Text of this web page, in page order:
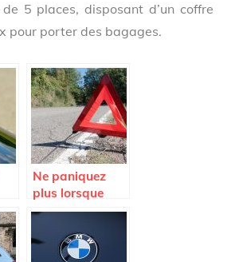
5 places, disposant d’un coffre
pour porter des bagages.
Ne paniquez
plus lorsque
vous tombez en
la fourrière